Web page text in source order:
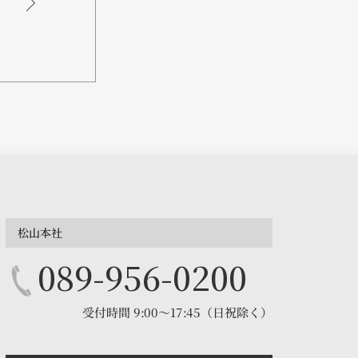
松山本社
089-956-0200
受付時間 9:00～17:45（日祝除く）